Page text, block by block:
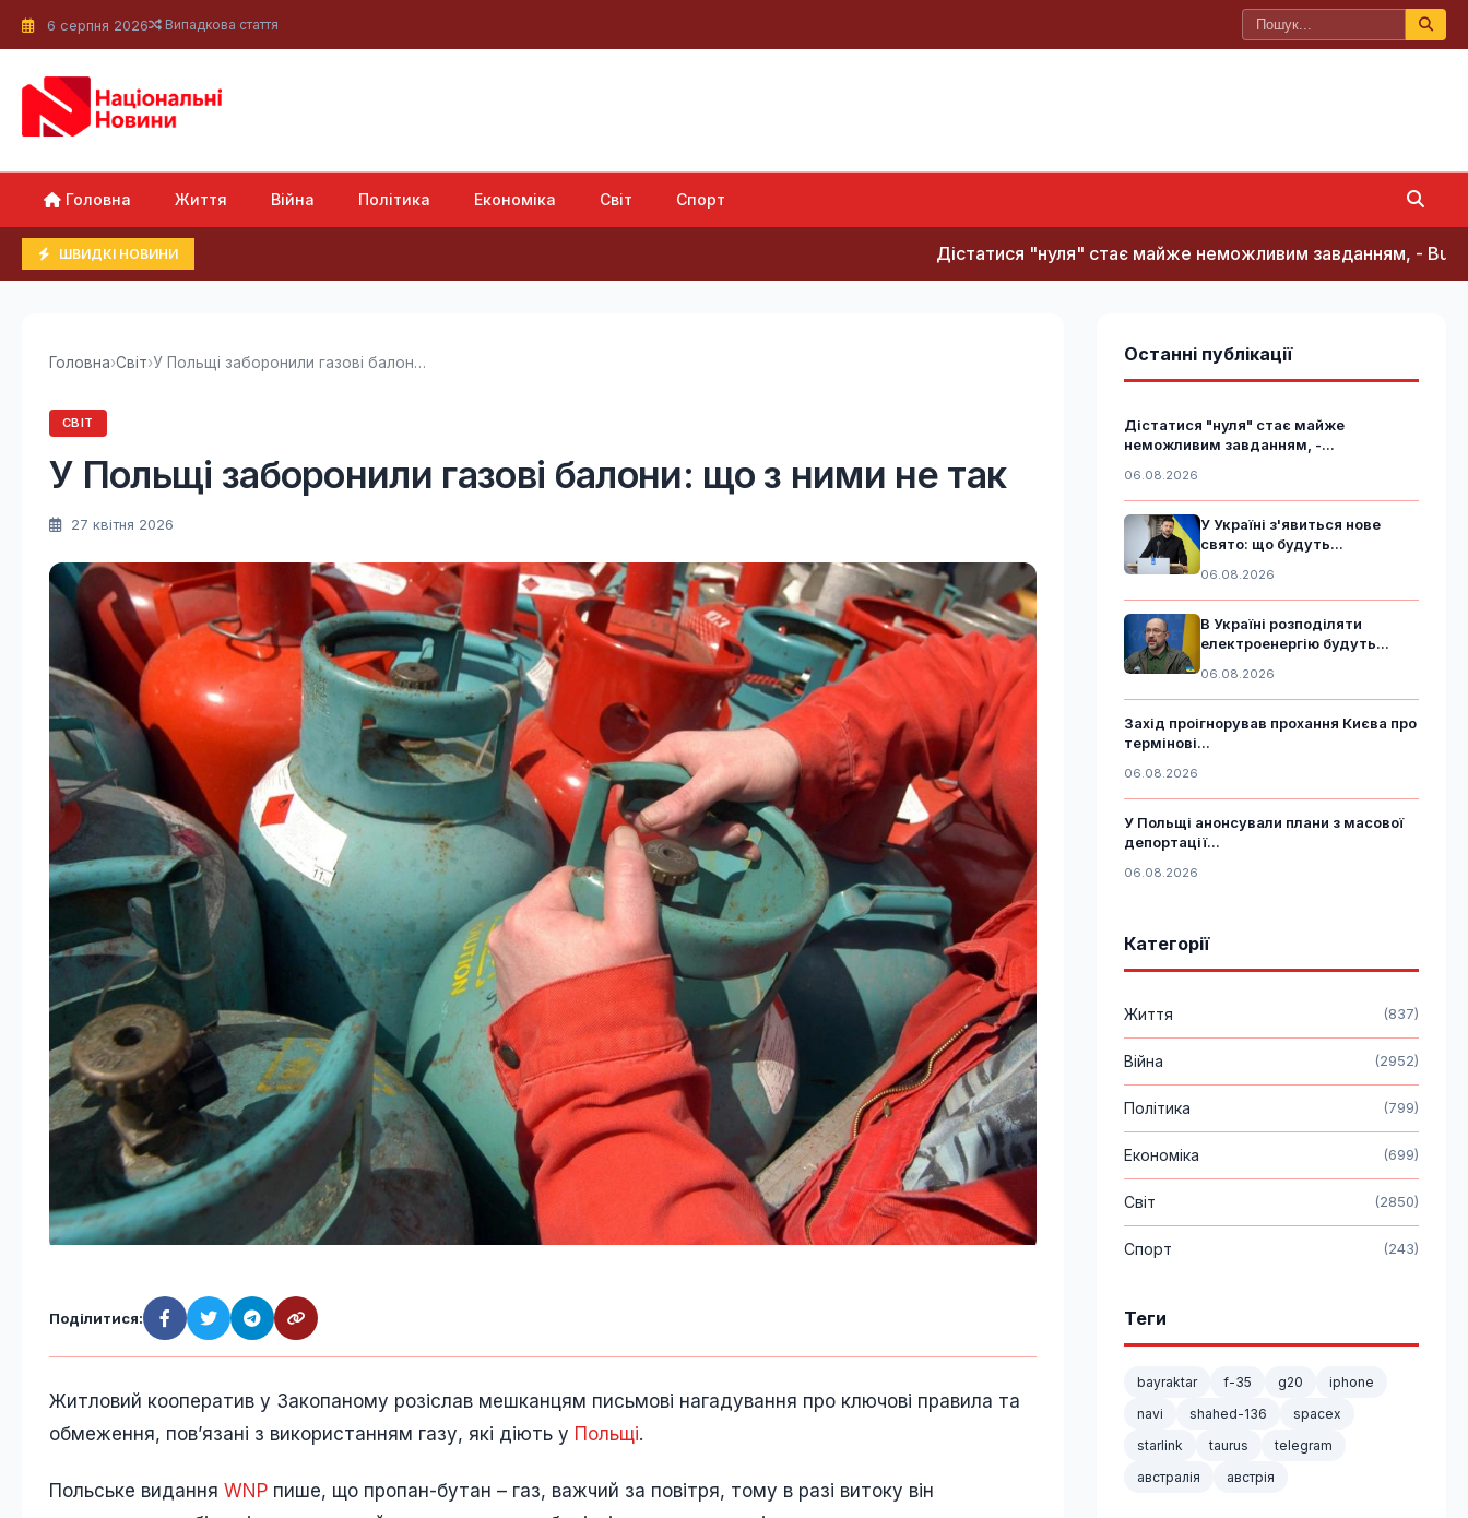
6 серпня 2026 Випадкова стаття
Головна Життя Війна Політика Економіка Світ Спорт
ШВИДКІ НОВИНИ Дістатися "нуля" стає майже неможливим завданням, - Business Insider
Головна›Світ› У Польщі заборонили газові балони: що з ними не так
СВІТ
У Польщі заборонили газові балони: що з ними не так
27 квітня 2026
Поділитися:
Житловий кооператив у Закопаному розіслав мешканцям письмові нагадування про ключові правила та
обмеження, пов’язані з використанням газу, які діють у Польщі.
Польське видання WNP пише, що пропан-бутан – газ, важчий за повітря, тому в разі витоку він
Останні публікації
Дістатися "нуля" стає майже
неможливим завданням, -...
06.08.2026
У Україні з'явиться нове
свято: що будуть...
06.08.2026
В Україні розподіляти
електроенергію будуть...
06.08.2026
Захід проігнорував прохання Києва про
термінові...
06.08.2026
У Польщі анонсували плани з масової
депортації...
06.08.2026
Категорії
Життя (837)
Війна (2952)
Політика (799)
Економіка (699)
Світ (2850)
Спорт (243)
Теги
bayraktar f-35 g20
iphone
navi
shahed-136
spacex
starlink
taurus
telegram
австралія
австрія